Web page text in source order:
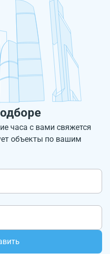
часа с вами свяжется
объекты по вашим